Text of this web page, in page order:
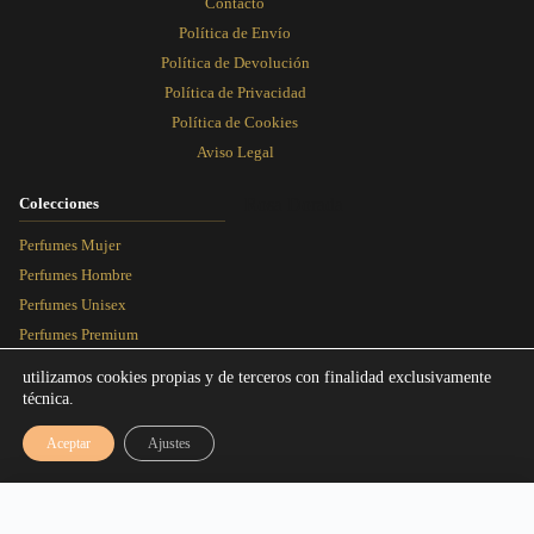
Contacto
Política de Envío
Política de Devolución
Política de Privacidad
Política de Cookies
Aviso Legal
Colecciones
Perfumes Mujer
Perfumes Hombre
Perfumes Unisex
Perfumes Premium
Artículos
Equivalencias
utilizamos cookies propias y de terceros con finalidad exclusivamente
técnica.
Aceptar Ajustes